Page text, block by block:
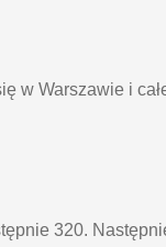
w Warszawie i
320.